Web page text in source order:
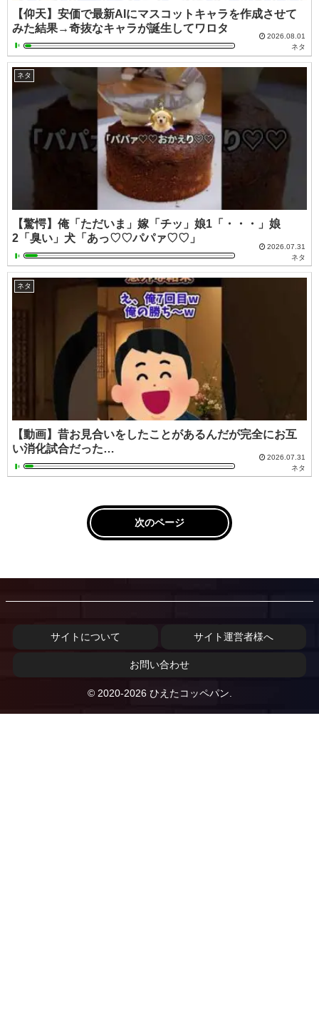
【仰天】安価で最新AIにマスコットキャラを作成させて
みた結果→奇抜なキャラが誕生してワロタ
2026.08.01
ネタ
ネタ
【驚愕】俺「ただいま」嫁「チッ」娘1「・・・」娘
2「臭い」犬「あっ♡♡パパァ♡♡」
2026.07.31
ネタ
ネタ
【動画】昔お見合いをしたことがあるんだが完全にお互
い消化試合だった…
2026.07.31
ネタ
次のページ
サイトについて サイト運営者様へ
お問い合わせ
© 2020-2026 ひえたコッペパン.